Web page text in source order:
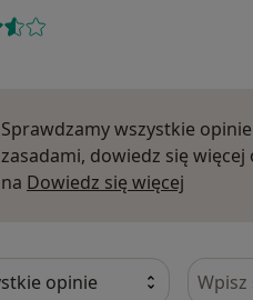
Sprawdzamy wszystkie
zasadami, dowiedz się
na Dowiedz się więcej
Szukaj